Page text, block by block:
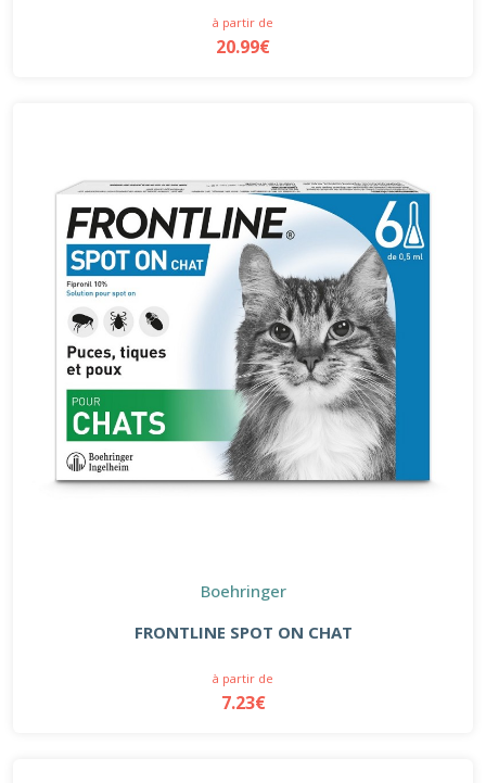
à partir de
20.99€
Boehringer
FRONTLINE SPOT ON CHAT
à partir de
7.23€